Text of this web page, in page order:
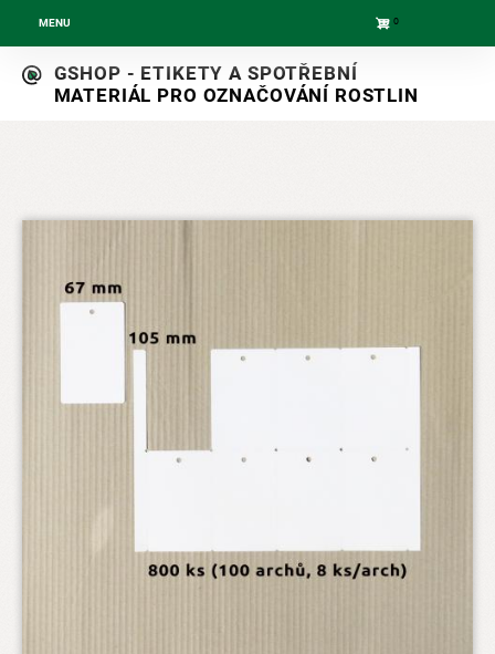
MENU 0
GSHOP - ETIKETY A SPOTŘEBNÍ
MATERIÁL PRO OZNAČOVÁNÍ ROSTLIN